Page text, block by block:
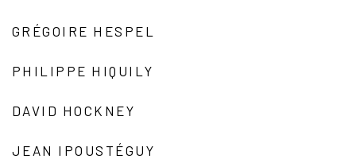
GRÉGOIRE HESPEL
PHILIPPE HIQUILY
DAVID HOCKNEY
JEAN IPOUSTÉGUY